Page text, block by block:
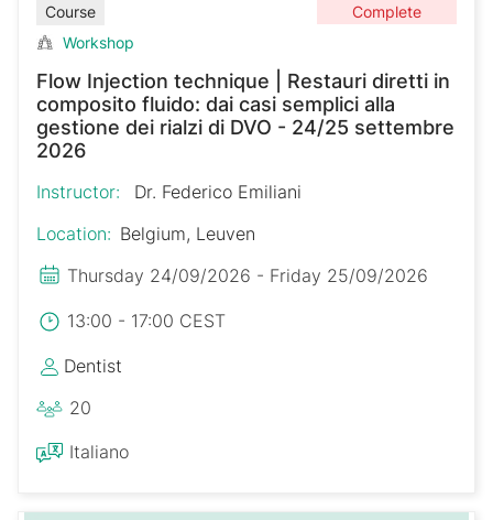
Course
Complete
Workshop
Flow Injection technique | Restauri diretti in
composito fluido: dai casi semplici alla
gestione dei rialzi di DVO - 24/25 settembre
2026
Instructor:
Dr. Federico Emiliani
Location: Belgium, Leuven
Thursday 24/09/2026 - Friday 25/09/2026
13:00 - 17:00 CEST
Dentist
20
Italiano